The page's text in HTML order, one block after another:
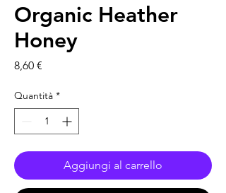
Organic Heather
Honey
8,60 €
Quantità *
Aggiungi al carrello